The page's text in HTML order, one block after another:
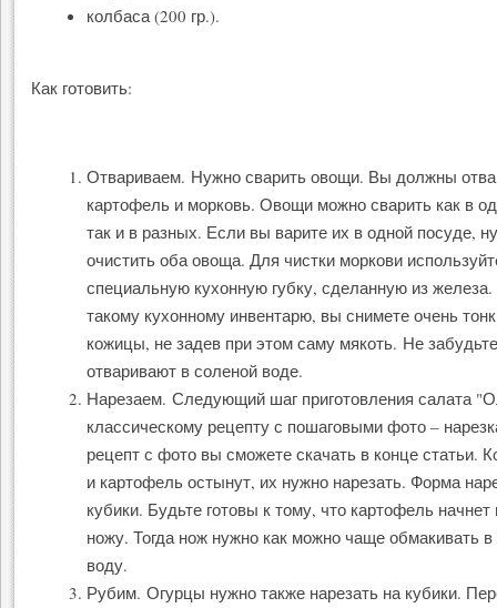
колбаса (200 гр.).
Как готовить:
Отвариваем. Нужно сварить овощи. Вы должны
картофель и морковь. Овощи можно сварить как в
так и в разных. Если вы варите их в одной посуде,
очистить оба овоща. Для чистки моркови
специальную кухонную губку, сделанную из
такому кухонному инвентарю, вы снимете очень
кожицы, не задев при этом саму мякоть. Не
отваривают в соленой воде.
Нарезаем. Следующий шаг приготовления салата
классическому рецепту с пошаговыми фото –
рецепт с фото вы сможете скачать в конце статьи.
и картофель остынут, их нужно нарезать. Форма
кубики. Будьте готовы к тому, что картофель начнет
ножу. Тогда нож нужно как можно чаще обмакивать
воду.
Рубим. Огурцы нужно также нарезать на кубики.